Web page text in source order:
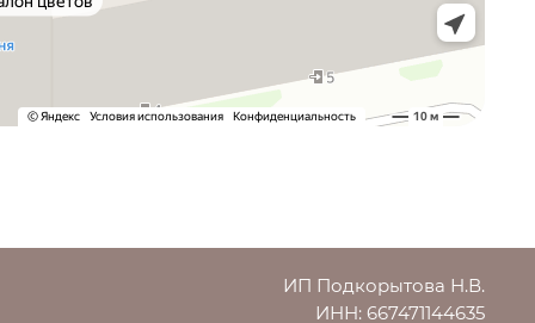
ИП Подкорытова Н.В.
ИНН: 667471144635